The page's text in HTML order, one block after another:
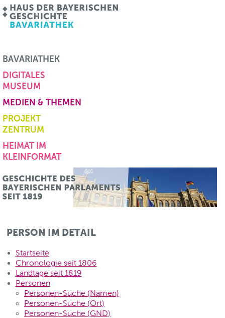
BAVARIATHEK
DIGITALES
MUSEUM
MEDIEN & THEMEN
PROJEKT
ZENTRUM
HEIMAT IM
KLEINFORMAT
PERSON IM DETAIL
Startseite
Chronologie seit 1806
Landtage seit 1819
Personen
Personen-Suche (Namen)
Personen-Suche (Ort)
Personen-Suche (GND)